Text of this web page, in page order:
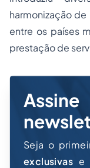
harmonização
entre os países
prestação de
Seja o
exclusivas e